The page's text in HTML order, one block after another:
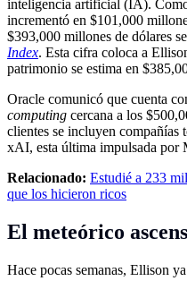
inteligencia artificial (IA).
incrementó en $101,000
$393,000 millones de dólares
Index. Esta cifra coloca a
patrimonio se estima en
Oracle comunicó que cuenta
computing cercana a los
clientes se incluyen
xAI, esta última impulsada por
Relacionado: Estudié a 233
que los hicieron ricos
El meteórico
Hace pocas semanas, Ellison